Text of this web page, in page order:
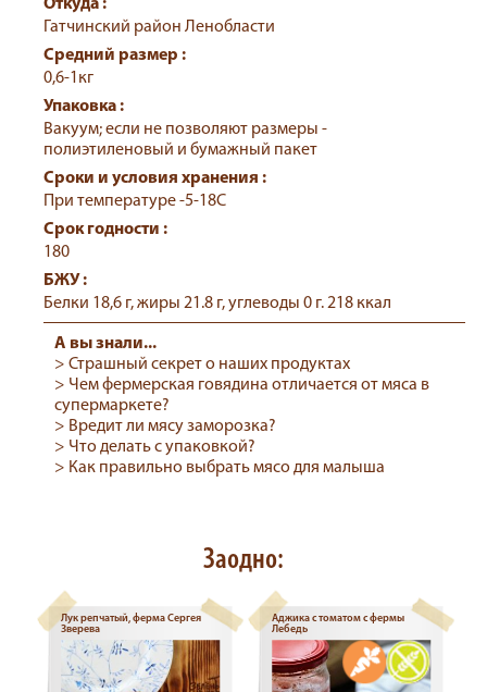
Откуда :
Гатчинский район Ленобласти
Средний размер :
0,6-1кг
Упаковка :
Вакуум; если не позволяют размеры -
полиэтиленовый и бумажный пакет
Сроки и условия хранения :
При температуре -5-18С
Срок годности :
180
БЖУ :
Белки 18,6 г, жиры 21.8 г, углеводы 0 г. 218 ккал
А вы знали...
> Страшный секрет о наших продуктах
> Чем фермерская говядина отличается от мяса в
супермаркете?
> Вредит ли мясу заморозка?
> Что делать с упаковкой?
> Как правильно выбрать мясо для малыша
Заодно:
Лук репчатый, ферма Сергея
Зверева
Аджика с томатом с фермы
Лебедь